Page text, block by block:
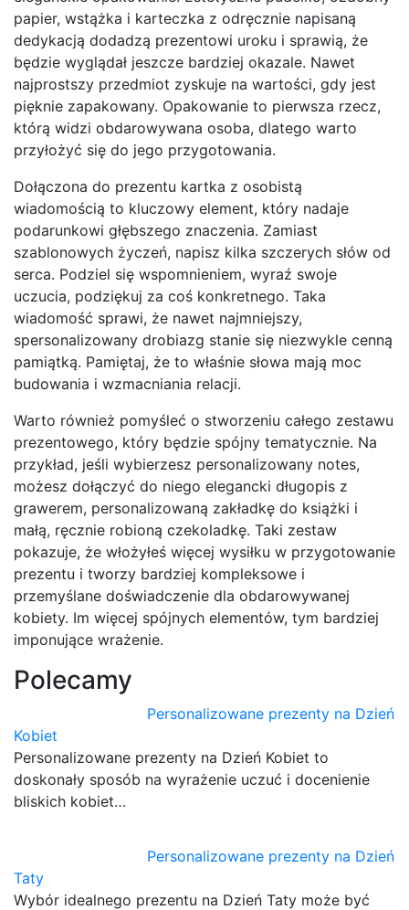
papier, wstążka i karteczka z odręcznie napisaną
dedykacją dodadzą prezentowi uroku i sprawią, że
będzie wyglądał jeszcze bardziej okazale. Nawet
najprostszy przedmiot zyskuje na wartości, gdy jest
pięknie zapakowany. Opakowanie to pierwsza rzecz,
którą widzi obdarowywana osoba, dlatego warto
przyłożyć się do jego przygotowania.
Dołączona do prezentu kartka z osobistą
wiadomością to kluczowy element, który nadaje
podarunkowi głębszego znaczenia. Zamiast
szablonowych życzeń, napisz kilka szczerych słów od
serca. Podziel się wspomnieniem, wyraź swoje
uczucia, podziękuj za coś konkretnego. Taka
wiadomość sprawi, że nawet najmniejszy,
spersonalizowany drobiazg stanie się niezwykle cenną
pamiątką. Pamiętaj, że to właśnie słowa mają moc
budowania i wzmacniania relacji.
Warto również pomyśleć o stworzeniu całego zestawu
prezentowego, który będzie spójny tematycznie. Na
przykład, jeśli wybierzesz personalizowany notes,
możesz dołączyć do niego elegancki długopis z
grawerem, personalizowaną zakładkę do książki i
małą, ręcznie robioną czekoladkę. Taki zestaw
pokazuje, że włożyłeś więcej wysiłku w przygotowanie
prezentu i tworzy bardziej kompleksowe i
przemyślane doświadczenie dla obdarowywanej
kobiety. Im więcej spójnych elementów, tym bardziej
imponujące wrażenie.
Polecamy
Personalizowane prezenty na Dzień
Kobiet
Personalizowane prezenty na Dzień Kobiet to
doskonały sposób na wyrażenie uczuć i docenienie
bliskich kobiet…
Personalizowane prezenty na Dzień
Taty
Wybór idealnego prezentu na Dzień Taty może być